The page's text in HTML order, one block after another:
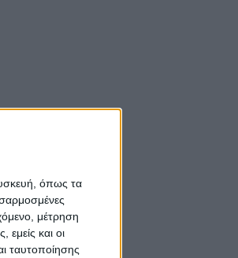
όπως τα
μέτρηση
εμείς και οι
ταυτοποίησης